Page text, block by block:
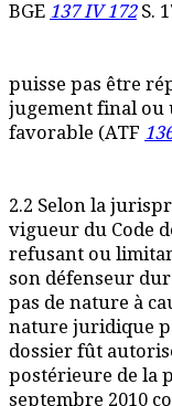
BGE 137 IV 172S.
puisse pas être
jugement final ou
favorable (ATF
2.2 Selon la
vigueur du Code
refusant ou
son défenseur
pas de nature à
nature juridique
dossier fût
postérieure de la
septembre 2010